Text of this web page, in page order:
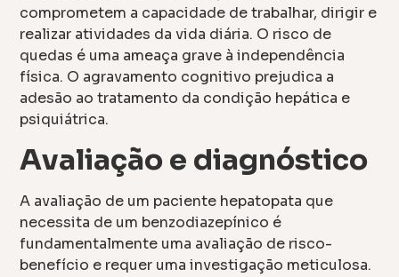
comprometem a capacidade de trabalhar, dirigir e
realizar atividades da vida diária. O risco de
quedas é uma ameaça grave à independência
física. O agravamento cognitivo prejudica a
adesão ao tratamento da condição hepática e
psiquiátrica.
Avaliação e diagnóstico
A avaliação de um paciente hepatopata que
necessita de um benzodiazepínico é
fundamentalmente uma avaliação de risco-
benefício e requer uma investigação meticulosa.